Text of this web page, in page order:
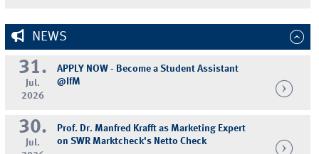
NEWS
31.
Jul.
2026
APPLY NOW - Become a Student Assistant
@IfM
30.
Jul.
Prof. Dr. Manfred Krafft as Marketing Expert
on SWR Marktcheck's Netto Check